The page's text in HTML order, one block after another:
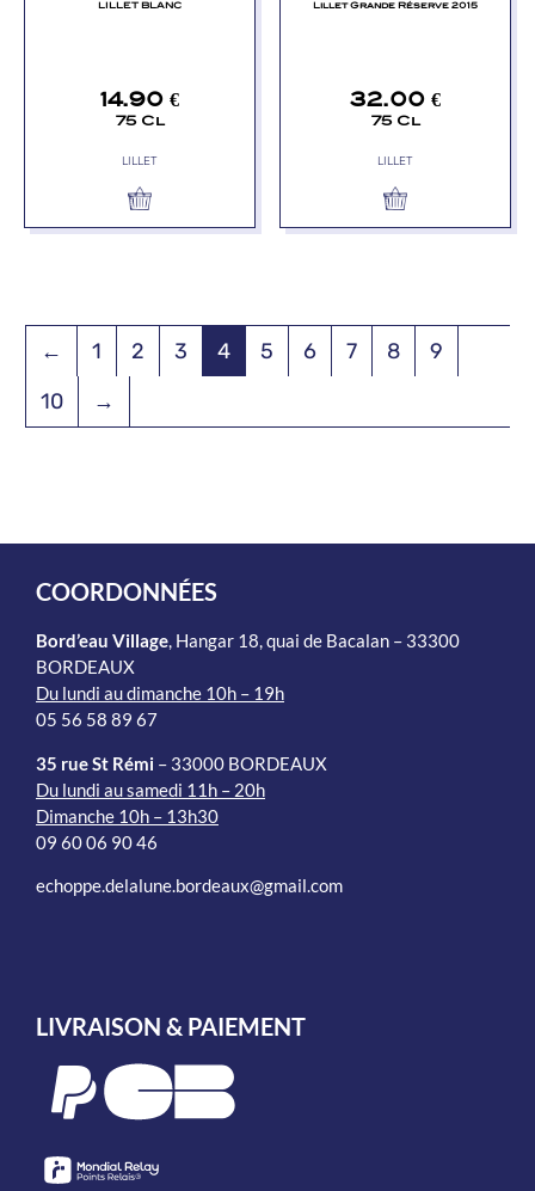
LILLET BLANC
14.90 €
75 Cl
LILLET
Lillet Grande Réserve 2015
32.00 €
75 Cl
LILLET
← 1 2 3 4 5 6 7 8
9
10
→
COORDONNÉES
Bord’eau Village, Hangar 18, quai de Bacalan – 33300
BORDEAUX
Du lundi au dimanche 10h – 19h
05 56 58 89 67
35 rue St Rémi – 33000 BORDEAUX
Du lundi au samedi 11h – 20h
Dimanche 10h – 13h30
09 60 06 90 46
echoppe.delalune.bordeaux@gmail.com
LIVRAISON & PAIEMENT